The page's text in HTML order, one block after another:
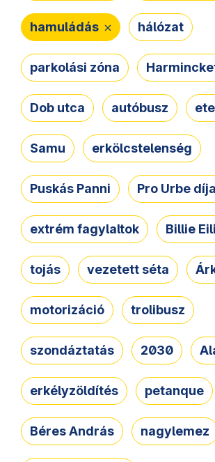
hamuládás hálózat
parkolási zóna
Dob utca autóbusz
Samu erkölcstelenség
Puskás Panni Pro Urbe
extrém fagylaltok Billie
tojás vezetett séta
motorizáció trolibusz
szondáztatás 2030
erkélyzöldítés petanque
Béres András nagylemez